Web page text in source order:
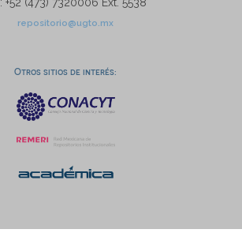
repositorio@ugto.mx
Otros sitios de interés: